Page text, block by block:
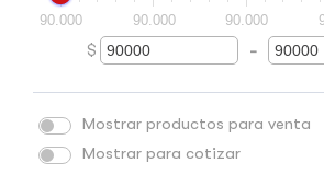
90.000 90.000 90.000
$
Minimum
-
Mostrar productos para venta
Mostrar para cotizar